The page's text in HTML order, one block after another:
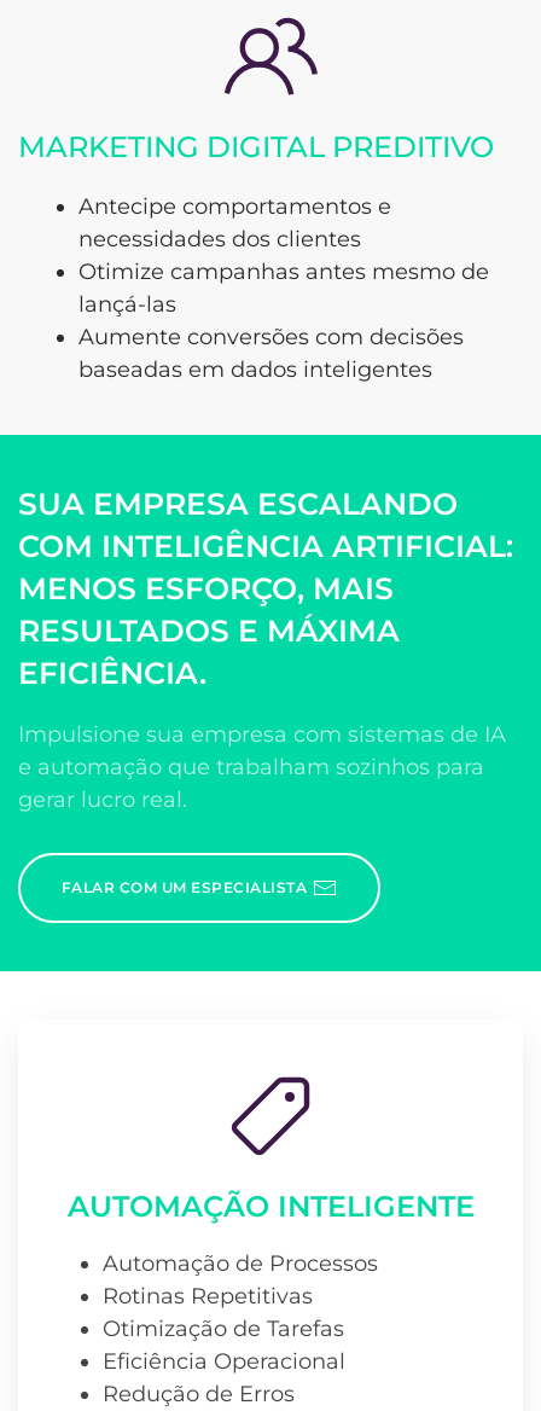
MARKETING DIGITAL PREDITIVO
Antecipe comportamentos e
necessidades dos clientes
Otimize campanhas antes mesmo de
lançá-las
Aumente conversões com decisões
baseadas em dados inteligentes
SUA EMPRESA ESCALANDO
COM INTELIGÊNCIA ARTIFICIAL:
MENOS ESFORÇO, MAIS
RESULTADOS E MÁXIMA
EFICIÊNCIA.
Impulsione sua empresa com sistemas de IA
e automação que trabalham sozinhos para
gerar lucro real.
FALAR COM UM ESPECIALISTA
AUTOMAÇÃO INTELIGENTE
Automação de Processos
Rotinas Repetitivas
Otimização de Tarefas
Eficiência Operacional
Redução de Erros